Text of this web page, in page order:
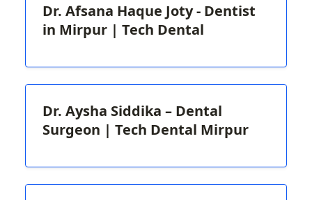
Dr. Afsana Haque Joty - Dentist
in Mirpur | Tech Dental
Dr. Aysha Siddika – Dental
Surgeon | Tech Dental Mirpur